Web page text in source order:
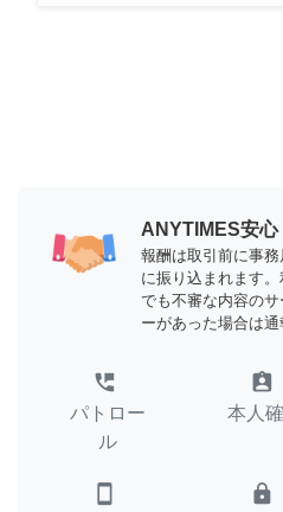
ANYTIMES安
報酬は取引前に事
に振り込まれます
でも不審な内容の
ーがあった場合は通
perm_phone_msg
パトロー
ル
assignment_ind
本人
smartphone lock